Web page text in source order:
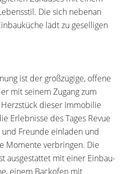
Die sich nebenan
lädt zu geselligen
ist der großzügige, offene
mit seinem Zugang zum
dieser Immobilie
Erlebnisse des Tages Revue
und Freunde einladen und
Momente verbringen. Die
ausgestattet mit einer Einbau-
einem Backofen mit